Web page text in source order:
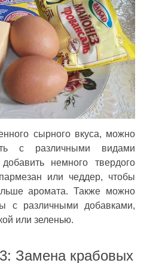
сырного вкуса, можно
с различными видами
немного твердого
или чеддер, чтобы
аромата. Также можно
с различными добавками,
или зеленью.
Замена крабовых